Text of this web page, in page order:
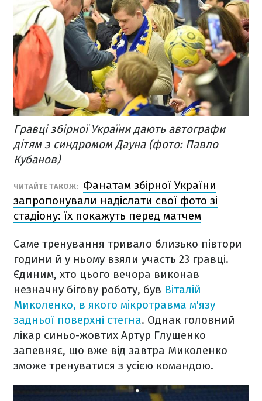
Гравці збірної України дають автографи
дітям з синдромом Дауна (фото: Павло
Кубанов)
ЧИТАЙТЕ ТАКОЖ:
Фанатам збірної України
запропонували надіслати свої фото зі
стадіону: їх покажуть перед матчем
Саме тренування тривало близько півтори
години й у ньому взяли участь 23 гравці.
Єдиним, хто цього вечора виконав
незначну бігову роботу, був Віталій
Миколенко, в якого мікротравма м'язу
задньої поверхні стегна. Однак головний
лікар синьо-жовтих Артур Глущенко
запевняє, що вже від завтра Миколенко
зможе тренуватися з усією командою.